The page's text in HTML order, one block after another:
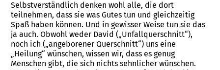
Selbstverständlich denken wohl alle, die dort
teilnehmen, dass sie was Gutes tun und gleichzeitig
Spaß haben können. Und in gewisser Weise tun sie das
ja auch. Obwohl weder David („Unfallquerschnitt“),
noch ich („angeborener Querschnitt“) uns eine
„Heilung“ wünschen, wissen wir, dass es genug
Menschen gibt, die sich nichts sehnlicher wünschen.